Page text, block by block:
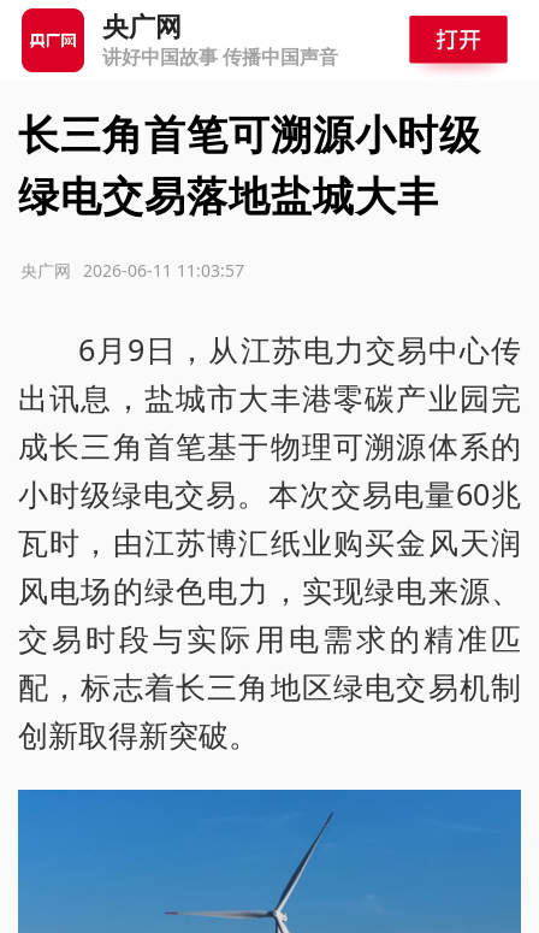
央广网
讲好中国故事 传播中国声音
长三角首笔可溯源小时级
绿电交易落地盐城大丰
2026-06-11 11:03:57
央广网
6月9日，从江苏电力交易中心传
出讯息，盐城市大丰港零碳产业园完
成长三角首笔基于物理可溯源体系的
小时级绿电交易。本次交易电量60兆
瓦时，由江苏博汇纸业购买金风天润
风电场的绿色电力，实现绿电来源、
交易时段与实际用电需求的精准匹
配，标志着长三角地区绿电交易机制
创新取得新突破。